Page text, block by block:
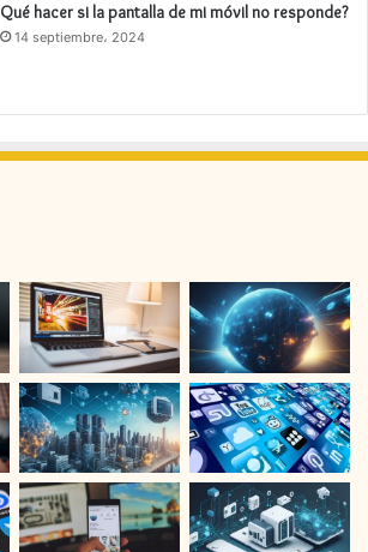
Qué hacer si la pantalla de mi móvil no responde?
14 septiembre، 2024